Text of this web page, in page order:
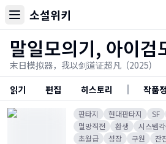
소설위키
말일모의기, 아이검
末日模拟器，我以剑道证超凡 (2025)
읽기
편집 히스토리 작품
판타지 현대판타지 SF
멸망직전
환생 시스템
초월급
성장 구원 잔